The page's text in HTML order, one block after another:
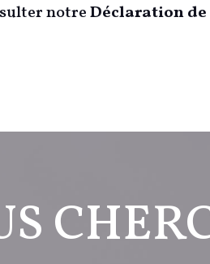
notreDéclaration